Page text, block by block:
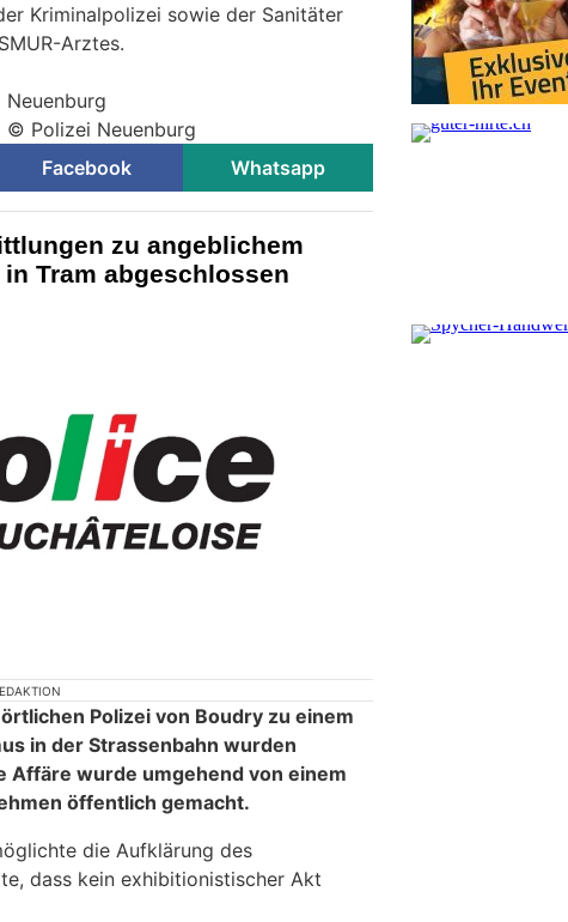
Kriminalpolizei sowie der Sanitäter
Arztes.
Neuenburg
© Polizei Neuenburg
Facebook Whatsapp
zu angeblichem
Tram abgeschlossen
Polizei von Boudry zu einem
in der Strassenbahn wurden
Affäre wurde umgehend von einem
öffentlich gemacht.
die Aufklärung des
dass kein exhibitionistischer Akt